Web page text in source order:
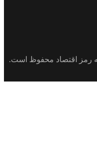
رمز اقتصاد محفوظ است.